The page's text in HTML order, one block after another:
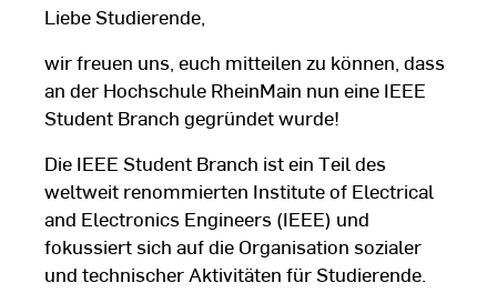
Liebe Studierende,
wir freuen uns, euch mitteilen zu können, dass
an der Hochschule RheinMain nun eine IEEE
Student Branch gegründet wurde!
Die IEEE Student Branch ist ein Teil des
weltweit renommierten Institute of Electrical
and Electronics Engineers (IEEE) und
fokussiert sich auf die Organisation sozialer
und technischer Aktivitäten für Studierende.